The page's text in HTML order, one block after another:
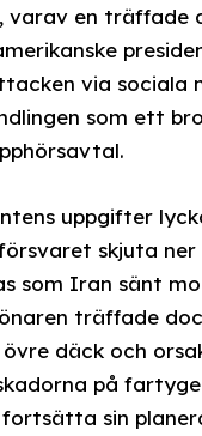
en träffade
via sociala
som ett
uppgifter
skjuta
som Iran sänt
träffade
däck och
på
sin